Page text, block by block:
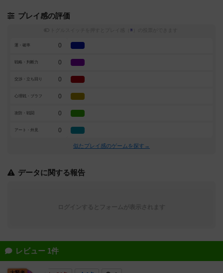
プレイ感の評価
※
運・確率 0
戦略・判断力 0
交渉・立ち回り 0
心理戦・ブラフ 0
攻防・戦闘 0
アート・外見 0
似たプレイ感のゲームを探す→
データに関する報告
レビュー 1件